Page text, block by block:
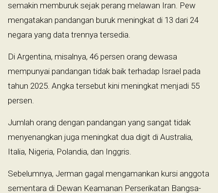
semakin memburuk sejak perang melawan Iran. Pew
mengatakan pandangan buruk meningkat di 13 dari 24
negara yang data trennya tersedia.
Di Argentina, misalnya, 46 persen orang dewasa
mempunyai pandangan tidak baik terhadap Israel pada
tahun 2025. Angka tersebut kini meningkat menjadi 55
persen.
Jumlah orang dengan pandangan yang sangat tidak
menyenangkan juga meningkat dua digit di Australia,
Italia, Nigeria, Polandia, dan Inggris.
Sebelumnya, Jerman gagal mengamankan kursi anggota
sementara di Dewan Keamanan Perserikatan Bangsa-